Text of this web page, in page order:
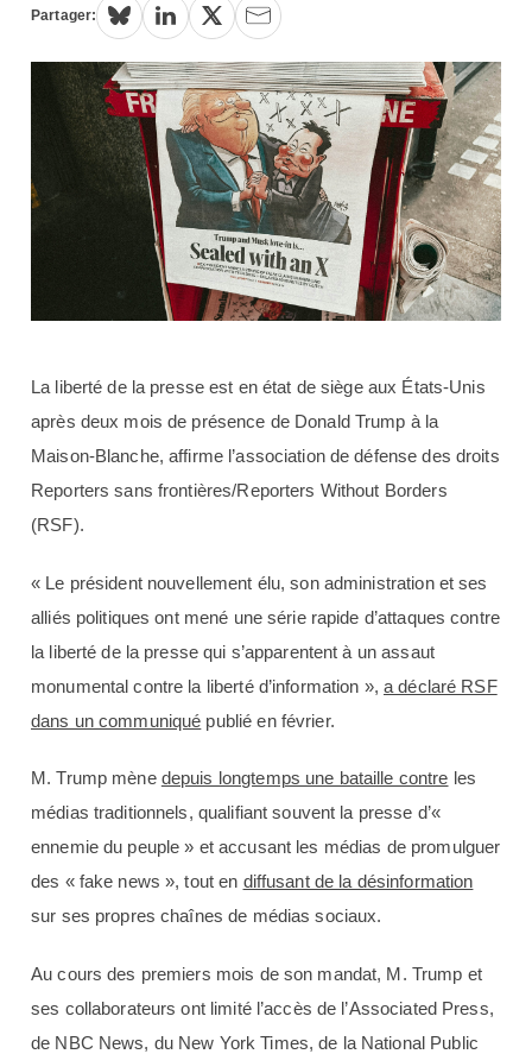
Partager:
La liberté de la presse est en état de siège aux États-Unis
après deux mois de présence de Donald Trump à la
Maison-Blanche, affirme l’association de défense des droits
Reporters sans frontières/Reporters Without Borders
(RSF).
« Le président nouvellement élu, son administration et ses
alliés politiques ont mené une série rapide d’attaques contre
la liberté de la presse qui s’apparentent à un assaut
monumental contre la liberté d’information », a déclaré RSF
dans un communiqué publié en février.
M. Trump mène depuis longtemps une bataille contre les
médias traditionnels, qualifiant souvent la presse d’«
ennemie du peuple » et accusant les médias de promulguer
des « fake news », tout en diffusant de la désinformation
sur ses propres chaînes de médias sociaux.
Au cours des premiers mois de son mandat, M. Trump et
ses collaborateurs ont limité l’accès de l’Associated Press,
de NBC News, du New York Times, de la National Public